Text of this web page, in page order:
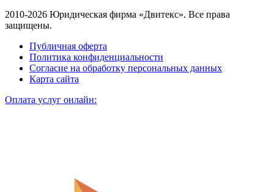
2010-2026 Юридическая фирма «Двитекс». Все права
защищены.
Публичная оферта
Политика конфиденциальности
Согласие на обработку персональных данных
Карта сайта
Оплата услуг онлайн: